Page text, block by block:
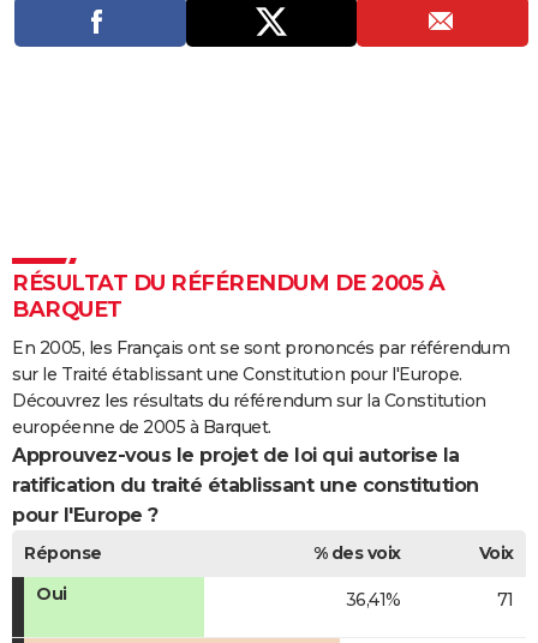
Destinations
Voyage nature
Voyage de noces
Dictionnaire
Biographies
Citations
Expressions
Proverbes
PROGRAMME TV
COPAINS D'AVANT
S'inscrire
Se connecter
Lycées
Collèges
Primaires
Universités
Entreprises
Service militaire
Avis de recherche
AVIS DE DÉCÈS
FORUM
Bricolage
Lifestyle
Culture
Sport
Auto
Television
Voyage
Cinema
RÉSULTAT DU RÉFÉRENDUM DE 2005 À
BARQUET
En 2005, les Français ont se sont prononcés par référendum
sur le Traité établissant une Constitution pour l'Europe.
Découvrez les résultats du référendum sur la Constitution
européenne de 2005 à Barquet.
Approuvez-vous le projet de loi qui autorise la
ratification du traité établissant une constitution
pour l'Europe ?
Réponse % des voix
Voix
Oui
36,41% 71